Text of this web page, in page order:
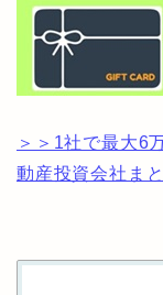
＞＞1社で最大6
動産投資会社ま